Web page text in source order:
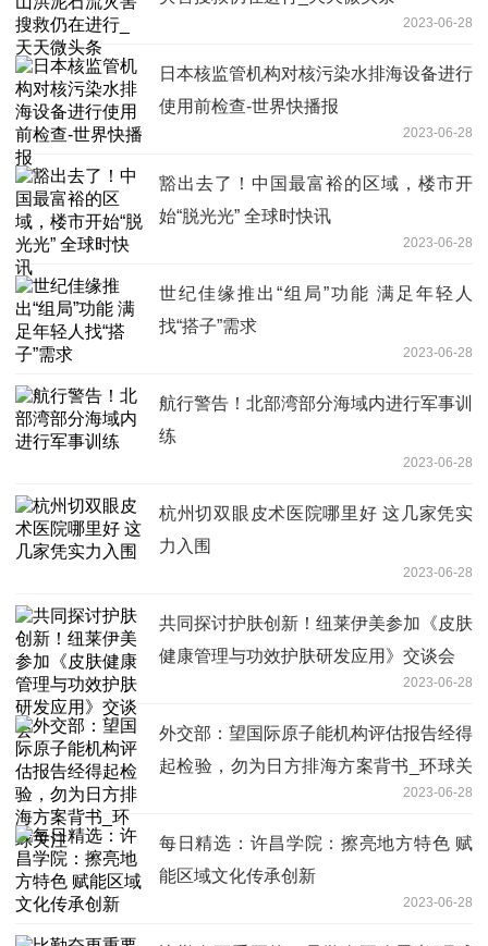
2023-06-28
日本核监管机构对核污染水排海设备进行
使用前检查-世界快播报
2023-06-28
豁出去了！中国最富裕的区域，楼市开
始“脱光光” 全球时快讯
2023-06-28
世纪佳缘推出“组局”功能 满足年轻人
找“搭子”需求
2023-06-28
航行警告！北部湾部分海域内进行军事训
练
2023-06-28
杭州切双眼皮术医院哪里好 这几家凭实
力入围
2023-06-28
共同探讨护肤创新！纽莱伊美参加《皮肤
健康管理与功效护肤研发应用》交谈会
2023-06-28
外交部：望国际原子能机构评估报告经得
起检验，勿为日方排海方案背书_环球关
2023-06-28
每日精选：许昌学院：擦亮地方特色 赋
能区域文化传承创新
2023-06-28